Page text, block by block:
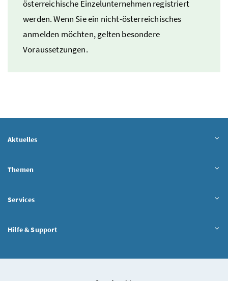
österreichische Einzelunternehmen registriert
werden. Wenn Sie ein nicht-österreichisches
anmelden möchten, gelten besondere
Voraussetzungen.
Aktuelles
Themen
Services
Hilfe & Support